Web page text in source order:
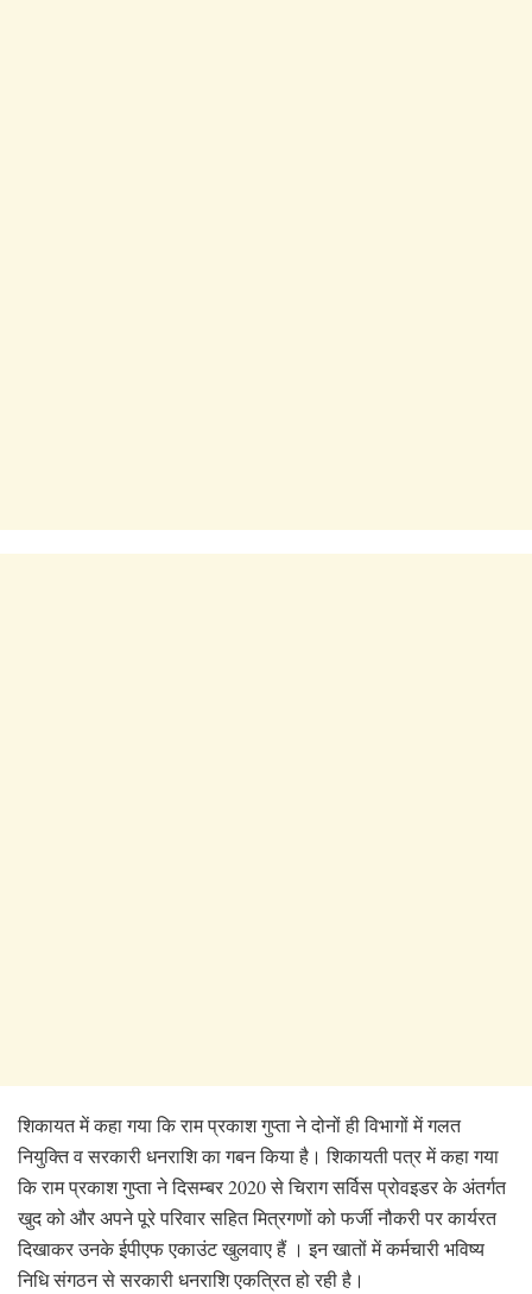
शिकायत में कहा गया कि राम प्रकाश गुप्ता ने दोनों ही विभागों में गलत
नियुक्ति व सरकारी धनराशि का गबन किया है। शिकायती पत्र में कहा गया
कि राम प्रकाश गुप्ता ने दिसम्बर 2020 से चिराग सर्विस प्रोवइडर के अंतर्गत
खुद को और अपने पूरे परिवार सहित मित्रगणों को फर्जी नौकरी पर कार्यरत
दिखाकर उनके ईपीएफ एकाउंट खुलवाए हैं । इन खातों में कर्मचारी भविष्य
निधि संगठन से सरकारी धनराशि एकत्रित हो रही है।